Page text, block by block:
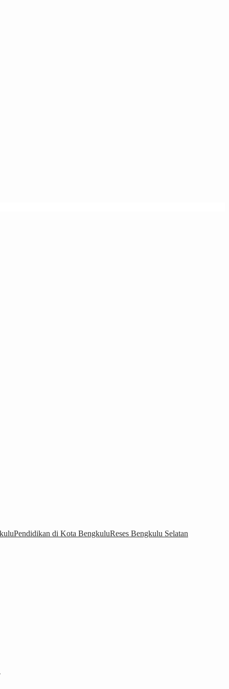
Pendidikan di Kota BengkuluReses Bengkulu Selatan